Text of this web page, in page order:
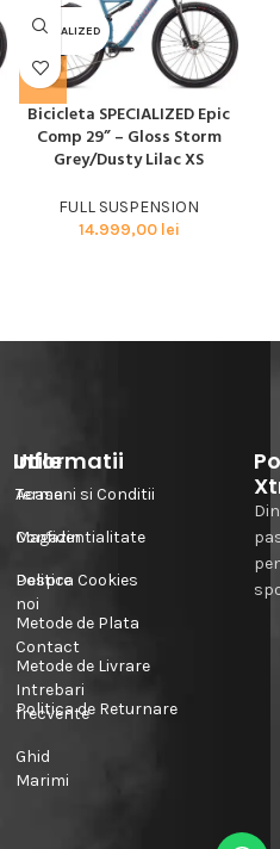
SPECIALIZED
Bicicleta SPECIALIZED Epic
Comp 29” – Gloss Storm
Grey/Dusty Lilac XS
FULL SUSPENSION
14.999,00 lei
Informatii
Acasa
Magazin
Despre
noi
Contact
Intrebari
frecvente
Ghid
Marimi
Utile
Termeni si Conditii
Confidentialitate
Politica Cookies
Metode de Plata
Metode de Livrare
Politica de Returnare
Din